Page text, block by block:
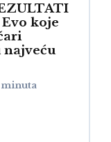
Evo koje